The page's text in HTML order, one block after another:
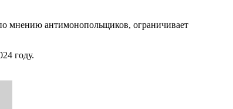
мнению антимонопольщиков, ограничивает
году.